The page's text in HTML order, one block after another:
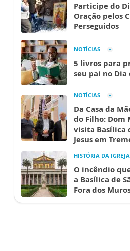
Participe do
Oração pelos
Perseguidos
NOTÍCIAS
5 livros para
seu pai no Dia
NOTÍCIAS
Da Casa da
do Filho: Dom
visita Basílica
Jesus em
HISTÓRIA DA IGREJA
O incêndio
a Basílica de
Fora dos